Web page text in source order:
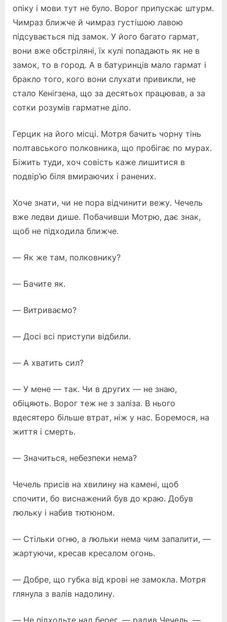
опіку і мови тут не було. Ворог припускає штурм.
Чимраз ближче й чимраз густішою лавою
підсувається під замок. У його багато гармат,
вони вже обстріляні, їх кулі попадають як не в
замок, то в город. А в батуринців мало гармат і
бракло того, кого вони слухати привикли, не
стало Кенігзена, що за десятьох працював, а за
сотки розумів гарматне діло.
Герцик на його місці. Мотря бачить чорну тінь
полтавського полковника, що пробігає по мурах.
Біжить туди, хоч совість каже лишитися в
подвір’ю біля вмираючих і ранених.
Хоче знати, чи не пора відчинити вежу. Чечель
вже ледви дише. Побачивши Мотрю, дає знак,
щоб не підходила ближче.
— Як же там, полковнику?
— Бачите як.
— Витриваємо?
— Досі всі приступи відбили.
— А хватить сил?
— У мене — так. Чи в других — не знаю,
обіцяють. Ворог теж не з заліза. В нього
вдесятеро більше втрат, ніж у нас. Боремося, на
життя і смерть.
— Значиться, небезпеки нема?
Чечель присів на хвилину на камені, щоб
спочити, бо виснажений був до краю. Добув
люльку і набив тютюном.
— Стільки огню, а люльки нема чим запалити, —
жартуючи, кресав кресалом огонь.
— Добре, що губка від крові не замокла. Мотря
глянула з валів надолину.